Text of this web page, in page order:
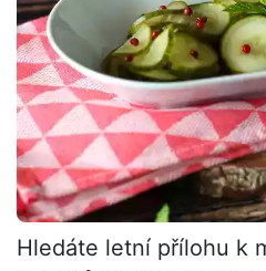
Hledáte letní přílohu k